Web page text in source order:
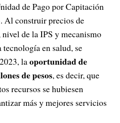
de Pago por Capitación
Al construir precios de
de la IPS y mecanismo
en salud, se
laoportunidad de
de pesos, es decir, que
recursos se hubiesen
más y mejores servicios